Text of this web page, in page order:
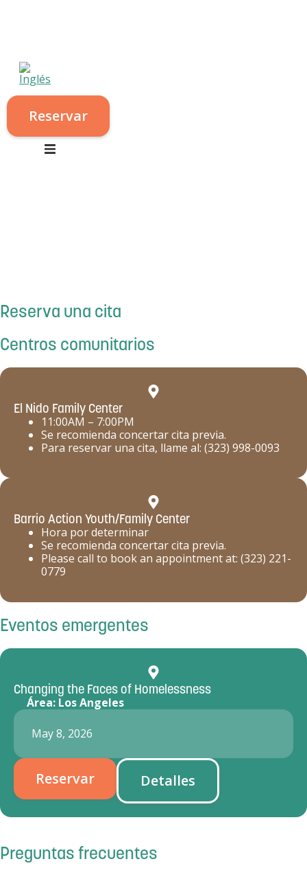
Reservar
Reserva una cita
Centros comunitarios
El Nido Family Center
11:00AM – 7:00PM
Se recomienda concertar cita previa.
Para reservar una cita, llame al: (323) 998-0093
Barrio Action Youth/Family Center
Hora por determinar
Se recomienda concertar cita previa.
Please call to book an appointment at: (323) 221-
0779
Eventos emergentes
Changing the Faces of Homelessness
Área: Los Angeles
May 8, 2026
Reservar Detalles
Preguntas frecuentes